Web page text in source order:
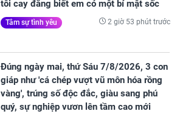
tôi cay đắng biết em có một bí mật sốc
Tâm sự tình yêu 2 giờ 53 phút trước
Đúng ngày mai, thứ Sáu 7/8/2026, 3 con
giáp như 'cá chép vượt vũ môn hóa rồng
vàng', trúng số độc đắc, giàu sang phú
quý, sự nghiệp vươn lên tầm cao mới